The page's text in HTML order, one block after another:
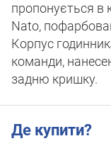
пропонується в
Nato,
Корпус
команди,
задню кришку.
Де купити?